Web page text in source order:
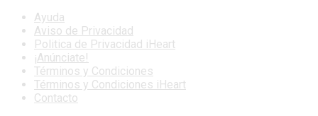
Ayuda
Aviso de Privacidad
Politica de Privacidad iHeart
¡Anúnciate!
Términos y Condiciones
Términos y Condiciones iHeart
Contacto